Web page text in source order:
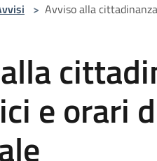
> Avviso alla
e orari